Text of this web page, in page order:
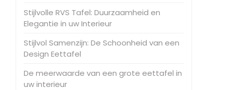
Stijlvolle RVS Tafel: Duurzaamheid en
Elegantie in uw Interieur
Stijlvol Samenzijn: De Schoonheid van een
Design Eettafel
De meerwaarde van een grote eettafel in
uw interieur